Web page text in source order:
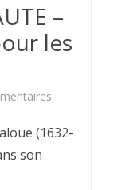
–
les
(1632-
son